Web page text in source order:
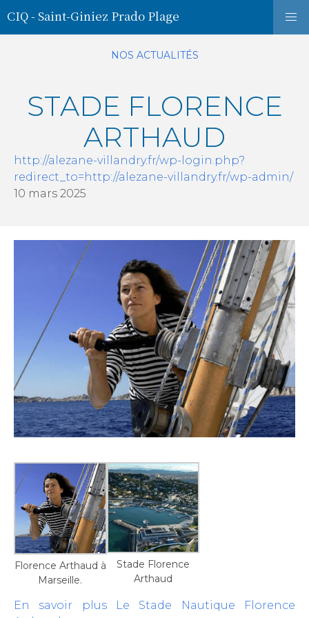
CIQ - Saint-Giniez Prado Plage
NOS ACTUALITÉS
STADE FLORENCE
ARTHAUD
http://alezane-villandry.fr/wp-login.php?
redirect_to=http://alezane-villandry.fr/wp-admin/
10 mars 2025
Florence Arthaud à
Marseille.
Stade Florence
Arthaud
En savoir plus
Le Stade Nautique Florence